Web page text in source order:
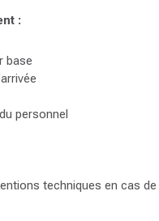
:
base
personnel
techniques en cas